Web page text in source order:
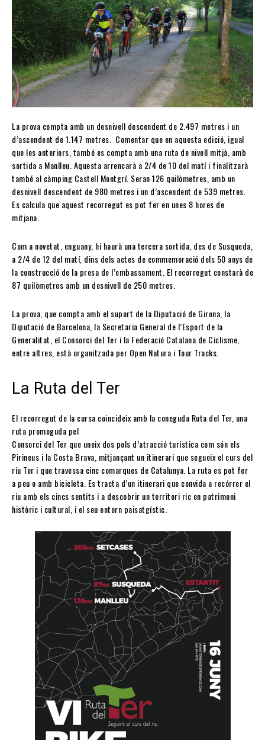
La prova compta amb un desnivell descendent de 2.497 metres i un
d’ascendent de 1.147 metres. Comentar que en aquesta edició, igual
que les anteriors, també es compta amb una ruta de nivell mitjà, amb
sortida a Manlleu. Aquesta arrencarà a 2/4 de 10 del matí i finalitzarà
també al càmping Castell Montgrí. Seran 126 quilòmetres, amb un
desnivell descendent de 980 metres i un d’ascendent de 539 metres.
Es calcula que aquest recorregut es pot fer en unes 8 hores de
mitjana.
Com a novetat, enguany, hi haurà una tercera sortida, des de Susqueda,
a 2/4 de 12 del matí, dins dels actes de commemoració dels 50 anys de
la construcció de la presa de l’embassament. El recorregut constarà de
87 quilòmetres amb un desnivell de 250 metres.
La prova, que compta amb el suport de la Diputació de Girona, la
Diputació de Barcelona, la Secretaria General de l’Esport de la
Generalitat, el Consorci del Ter i la Federació Catalana de Ciclisme,
entre altres, està organitzada per Open Natura i Tour Tracks.
La Ruta del Ter
El recorregut de la cursa coincideix amb la coneguda Ruta del Ter, una
ruta promoguda pel
Consorci del Ter que uneix dos pols d’atracció turística com són els
Pirineus i la Costa Brava, mitjançant un itinerari que segueix el curs del
riu Ter i que travessa cinc comarques de Catalunya. La ruta es pot fer
a peu o amb bicicleta. Es tracta d’un itinerari que convida a recórrer el
riu amb els cincs sentits i a descobrir un territori ric en patrimoni
històric i cultural, i el seu entorn paisatgístic.